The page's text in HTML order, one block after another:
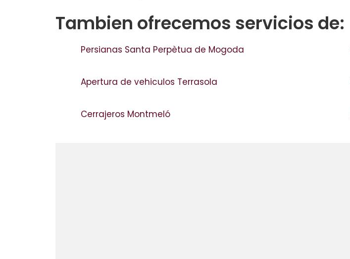
Tambien ofrecemos servicios de:
Persianas Santa Perpètua de Mogoda
Apertura de vehiculos Terrasola
Cerrajeros Montmeló